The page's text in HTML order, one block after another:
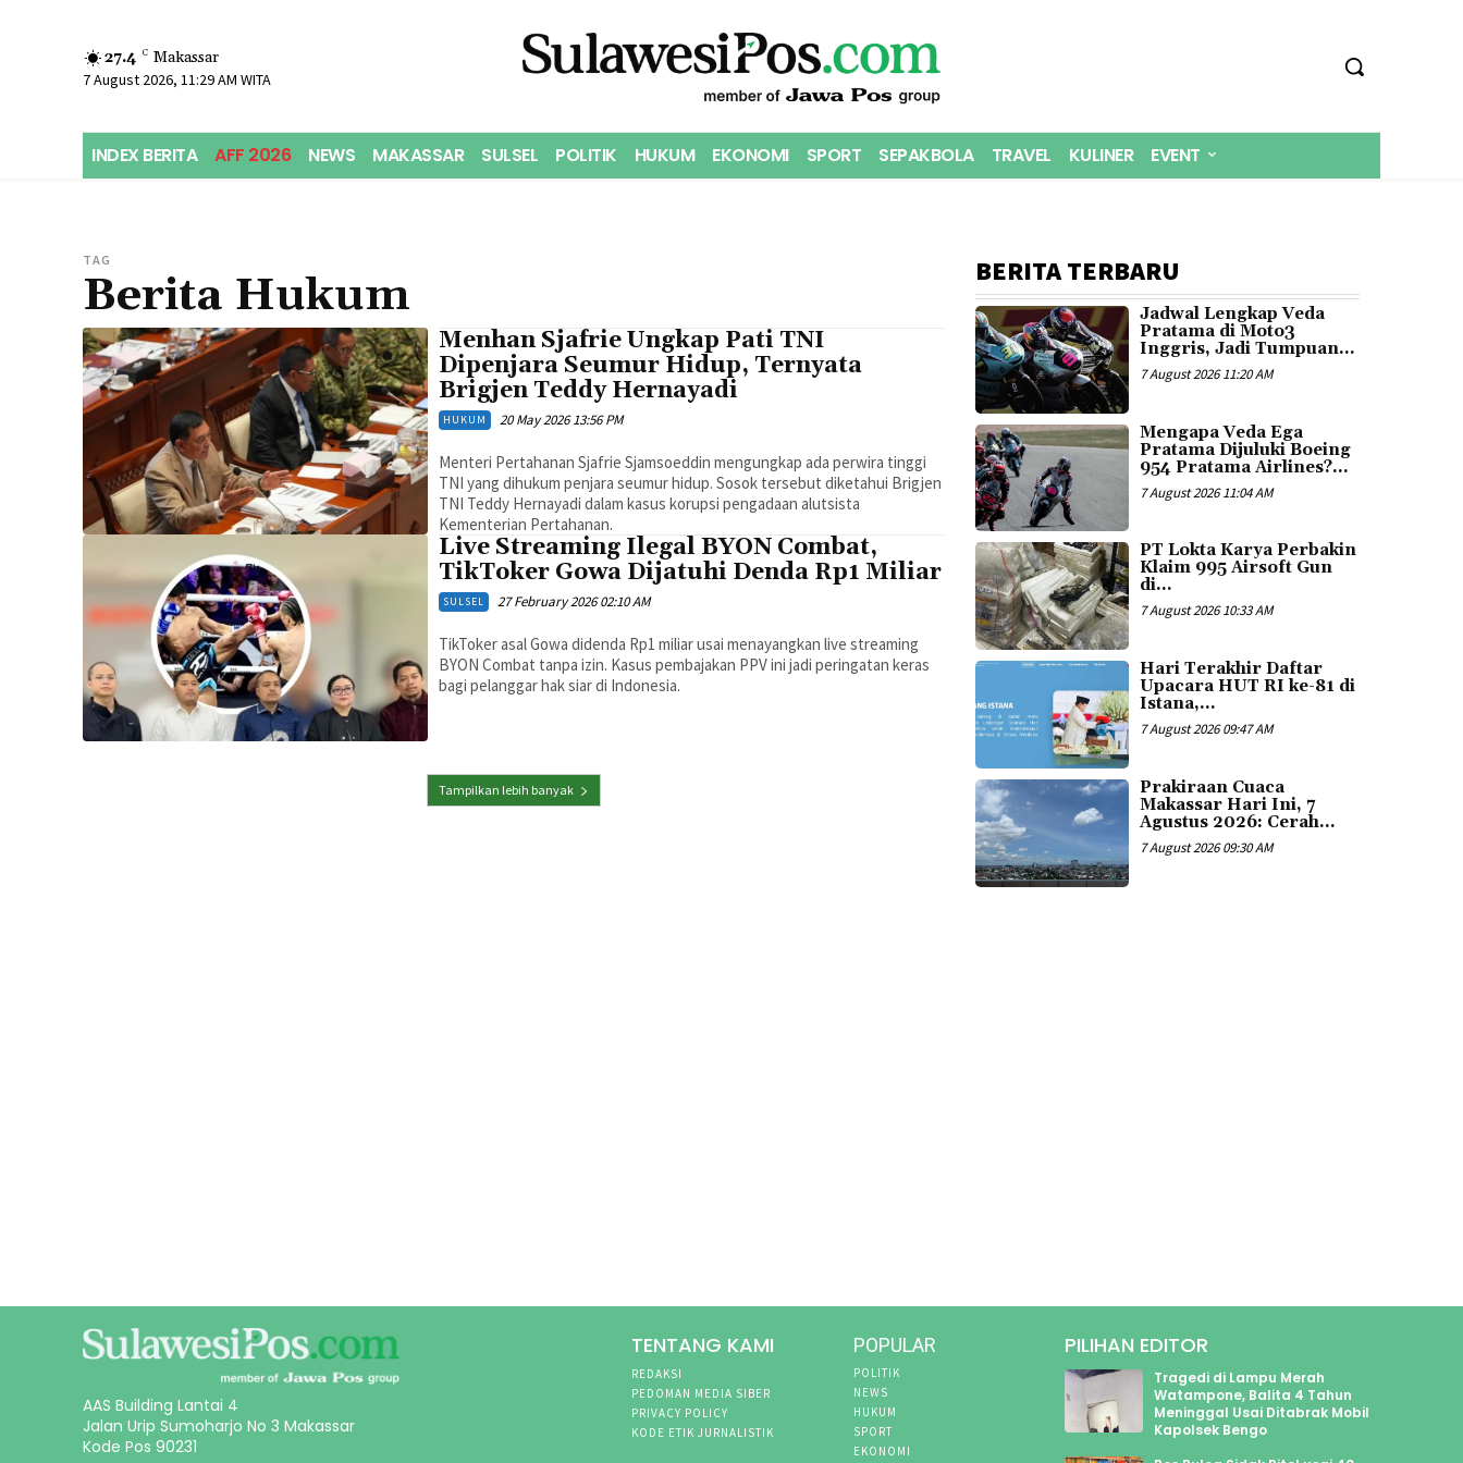
27.4 C Makassar
7 August 2026, 11:29 AM WITA
INDEX BERITA AFF 2026 NEWS MAKASSAR SULSEL POLITIK HUKUM EKONOMI SPORT SEPAKBOLA TRAVEL KULINER EVENT
TAG
Berita Hukum
Menhan Sjafrie Ungkap Pati TNI
Dipenjara Seumur Hidup, Ternyata
Brigjen Teddy Hernayadi
HUKUM 20 May 2026 13:56 PM
Menteri Pertahanan Sjafrie Sjamsoeddin mengungkap ada perwira tinggi
TNI yang dihukum penjara seumur hidup. Sosok tersebut diketahui Brigjen
TNI Teddy Hernayadi dalam kasus korupsi pengadaan alutsista
Kementerian Pertahanan.
Live Streaming Ilegal BYON Combat,
TikToker Gowa Dijatuhi Denda Rp1 Miliar
SULSEL 27 February 2026 02:10 AM
TikToker asal Gowa didenda Rp1 miliar usai menayangkan live streaming
BYON Combat tanpa izin. Kasus pembajakan PPV ini jadi peringatan keras
bagi pelanggar hak siar di Indonesia.
Tampilkan lebih banyak
BERITA TERBARU
Jadwal Lengkap Veda
Pratama di Moto3
Inggris, Jadi Tumpuan...
7 August 2026 11:20 AM
Mengapa Veda Ega
Pratama Dijuluki Boeing
954 Pratama Airlines?...
7 August 2026 11:04 AM
PT Lokta Karya Perbakin
Klaim 995 Airsoft Gun
di...
7 August 2026 10:33 AM
Hari Terakhir Daftar
Upacara HUT RI ke-81 di
Istana,...
7 August 2026 09:47 AM
Prakiraan Cuaca
Makassar Hari Ini, 7
Agustus 2026: Cerah...
7 August 2026 09:30 AM
AAS Building Lantai 4
Jalan Urip Sumoharjo No 3 Makassar
Kode Pos 90231
TENTANG KAMI
REDAKSI
PEDOMAN MEDIA SIBER
PRIVACY POLICY
KODE ETIK JURNALISTIK
POPULAR
POLITIK
NEWS
HUKUM
SPORT
EKONOMI
PILIHAN EDITOR
Tragedi di Lampu Merah
Watampone, Balita 4 Tahun
Meninggal Usai Ditabrak Mobil
Kapolsek Bengo